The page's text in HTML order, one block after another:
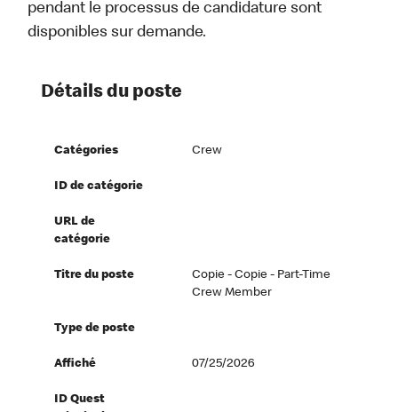
pendant le processus de candidature sont
disponibles sur demande.
Détails du poste
Catégories Crew
ID de catégorie
URL de
catégorie
Titre du poste
Copie - Copie - Part-Time
Crew Member
Type de poste
Affiché 07/25/2026
ID Quest